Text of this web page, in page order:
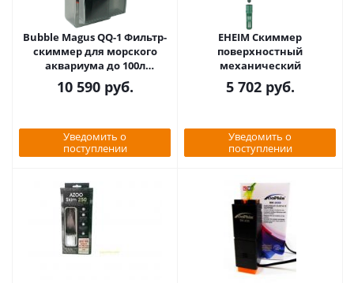
Bubble Magus QQ-1 Фильтр-
скиммер для морского
аквариума до 100л
(145х110х265) 8W
10 590руб.
Уведомить о
поступлении
EHEIM Скиммер
поверхностный
механический
5 702руб.
Уведомить о
поступлении